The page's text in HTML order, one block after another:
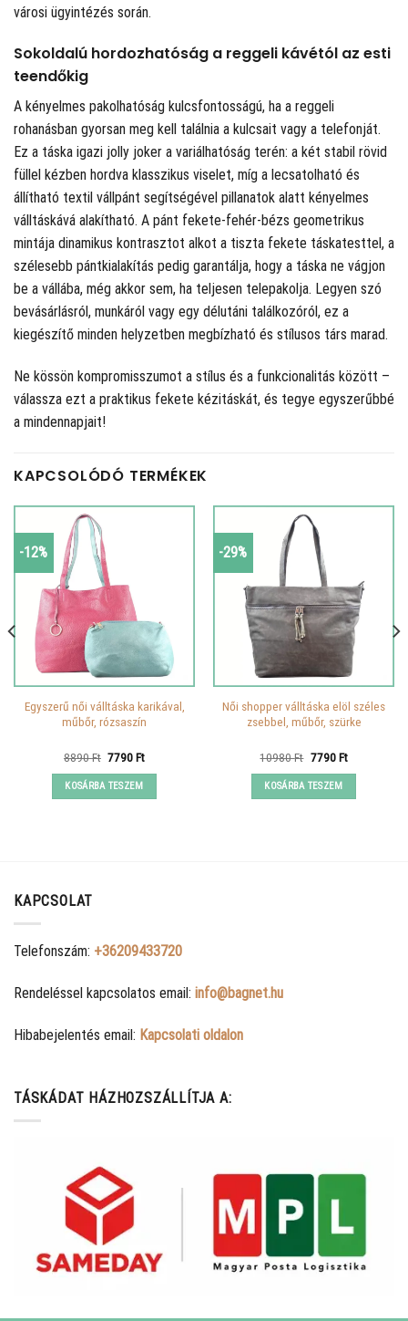
városi ügyintézés során.
Sokoldalú hordozhatóság a reggeli kávétól az esti
teendőkig
A kényelmes pakolhatóság kulcsfontosságú, ha a reggeli
rohanásban gyorsan meg kell találnia a kulcsait vagy a telefonját.
Ez a táska igazi jolly joker a variálhatóság terén: a két stabil rövid
füllel kézben hordva klasszikus viselet, míg a lecsatolható és
állítható textil vállpánt segítségével pillanatok alatt kényelmes
válltáskává alakítható. A pánt fekete-fehér-bézs geometrikus
mintája dinamikus kontrasztot alkot a tiszta fekete táskatesttel, a
szélesebb pántkialakítás pedig garantálja, hogy a táska ne vágjon
be a vállába, még akkor sem, ha teljesen telepakolja. Legyen szó
bevásárlásról, munkáról vagy egy délutáni találkozóról, ez a
kiegészítő minden helyzetben megbízható és stílusos társ marad.
Ne kössön kompromisszumot a stílus és a funkcionalitás között –
válassza ezt a praktikus fekete kézitáskát, és tegye egyszerűbbé
a mindennapjait!
KAPCSOLÓDÓ TERMÉKEK
-12%
Egyszerű női válltáska karikával,
műbőr, rózsaszín
8890Ft Original
was:
8890 Ft.
7790FtCurrent
KOSÁRBA TESZEM
-29%
Női shopper válltáska elöl széles
zsebbel, műbőr, szürke
10980Ft Original
was:
10980 Ft.
7790FtCurrent
KOSÁRBA TESZEM
KAPCSOLAT
Telefonszám: +36209433720
Rendeléssel kapcsolatos email: info@bagnet.hu
Hibabejelentés email: Kapcsolati oldalon
TÁSKÁDAT HÁZHOZSZÁLLÍTJA A: